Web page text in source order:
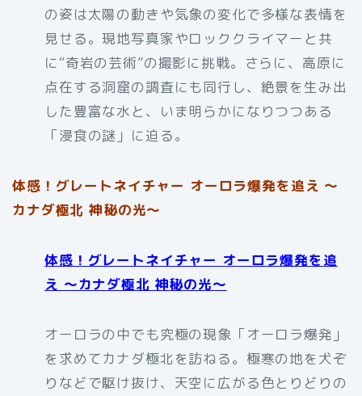
の姿は太陽の動きや気象の変化で多様な表情を
見せる。現地写真家やロッククライマーと共
に“奇岩の芸術”の撮影に挑戦。さらに、高原に
点在する洞窟の調査にも同行し、絶景を生み出
した豊富な水と、いま明らかになりつつある
「浸食の謎」に迫る。
体感！グレートネイチャー オーロラ爆発を追え 〜
カナダ極北 神秘の光〜
体感！グレートネイチャー オーロラ爆発を追
え 〜カナダ極北 神秘の光〜
オーロラの中でも究極の現象「オーロラ爆発」
を求めてカナダ極北を訪ねる。極寒の地を犬ぞ
りなどで駆け抜け、天空に広がる色とりどりの